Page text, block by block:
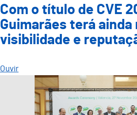
Com o título de CVE
Guimarães terá ainda
visibilidade e
Ouvir